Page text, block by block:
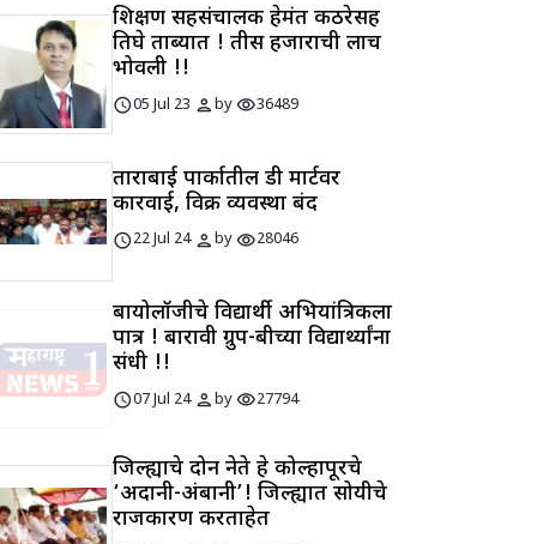
शिक्षण सहसंचालक हेमंत कठरेसह
तिघे ताब्यात ! तीस हजाराची लाच
भोवली !!
schedule05 Jul 23 personbyvisibility36489
ताराबाई पार्कातील डी मार्टवर
कारवाई, विक्री व्यवस्था बंद
schedule22 Jul 24 personbyvisibility28046
बायोलॉजीचे विद्यार्थी अभियांत्रिकीला
पात्र ! बारावी ग्रुप-बीच्या विद्यार्थ्यांना
संधी !!
schedule07 Jul 24 personbyvisibility27794
जिल्ह्याचे दोन नेते हे कोल्हापूरचे
‘अदानी-अंबानी’! जिल्ह्यात सोयीचे
राजकारण करताहेत